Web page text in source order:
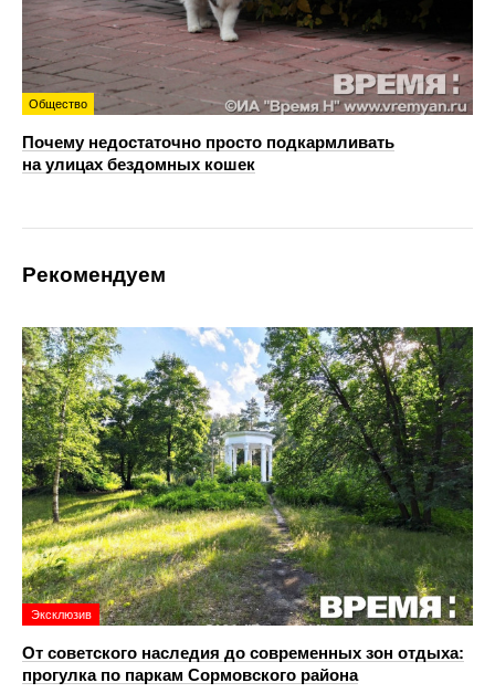
Общество
Почему недостаточно просто подкармливать
на улицах бездомных кошек
Рекомендуем
Эксклюзив
От советского наследия до современных зон отдыха:
прогулка по паркам Сормовского района